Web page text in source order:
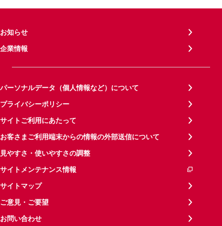
お知らせ
企業情報
パーソナルデータ（個人情報など）について
プライバシーポリシー
サイトご利用にあたって
お客さまご利用端末からの情報の外部送信について
見やすさ・使いやすさの調整
サイトメンテナンス情報
サイトマップ
ご意見・ご要望
お問い合わせ